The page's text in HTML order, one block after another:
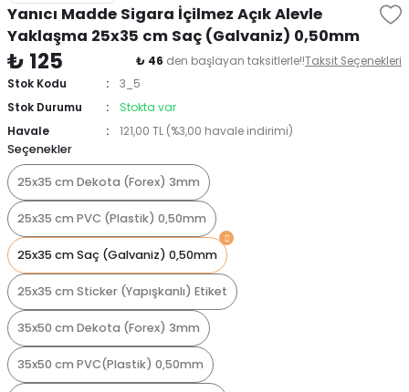
Yanıcı Madde Sigara İçilmez Açık Alevle
Yaklaşma 25x35 cm Saç (Galvaniz) 0,50mm
₺ 125 ₺ 46 den başlayan taksitlerle!!Taksit Seçenekleri
Stok Kodu
3_5
Stok Durumu
Stokta var
Havale
121,00 TL (%3,00 havale indirimi)
Seçenekler
25x35 cm Dekota (Forex) 3mm
25x35 cm PVC (Plastik) 0,50mm
25x35 cm Saç (Galvaniz) 0,50mm
25x35 cm Sticker (Yapışkanlı) Etiket
35x50 cm Dekota (Forex) 3mm
35x50 cm PVC(Plastik) 0,50mm